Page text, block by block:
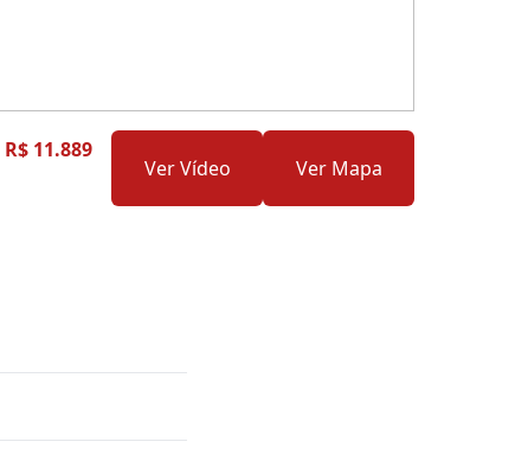
R$ 11.889
Ver Vídeo Ver Mapa